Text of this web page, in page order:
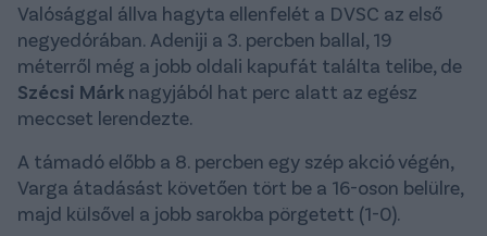
Valósággal állva hagyta ellenfelét a DVSC az első
negyedórában. Adeniji a 3. percben ballal, 19
méterről még a jobb oldali kapufát találta telibe, de
Szécsi Márk nagyjából hat perc alatt az egész
meccset lerendezte.
A támadó előbb a 8. percben egy szép akció végén,
Varga átadásást követően tört be a 16-oson belülre,
majd külsővel a jobb sarokba pörgetett (1-0).